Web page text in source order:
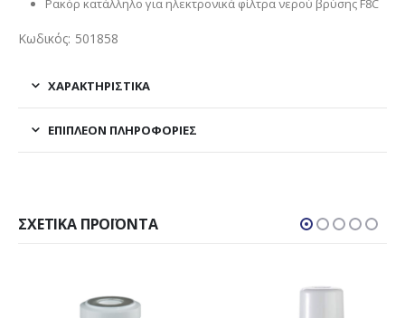
Ρακόρ κατάλληλο για ηλεκτρονικά φίλτρα νερού βρύσης F8C
Κωδικός: 501858
ΧΑΡΑΚΤΗΡΙΣΤΙΚΑ
ΕΠΙΠΛΈΟΝ ΠΛΗΡΟΦΟΡΊΕΣ
ΣΧΕΤΙΚΆ ΠΡΟΪΌΝΤΑ